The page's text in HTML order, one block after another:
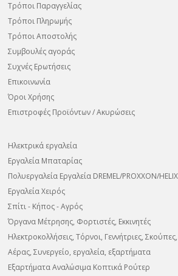
Τρόποι Παραγγελίας
Τρόποι Πληρωμής
Τρόποι Αποστολής
Συμβουλές αγοράς
Συχνές Ερωτήσεις
Επικοινωνία
Όροι Χρήσης
Επιστροφές Προϊόντων / Ακυρώσεις
Ηλεκτρικά εργαλεία
Εργαλεία Μπαταρίας
Πολυεργαλεία Εργαλεία DREMEL/PROXXON/HELIX
Εργαλεία Χειρός
Σπίτι - Κήπος - Αγρός
Όργανα Μέτρησης, Φορτιστές, Εκκινητές
Ηλεκτροκολλήσεις, Τόρνοι, Γεννήτριες,
Αέρας, Συνεργείο, εργαλεία, εξαρτήματα
Εξαρτήματα Αναλώσιμα Κοπτικά Ρούτερ